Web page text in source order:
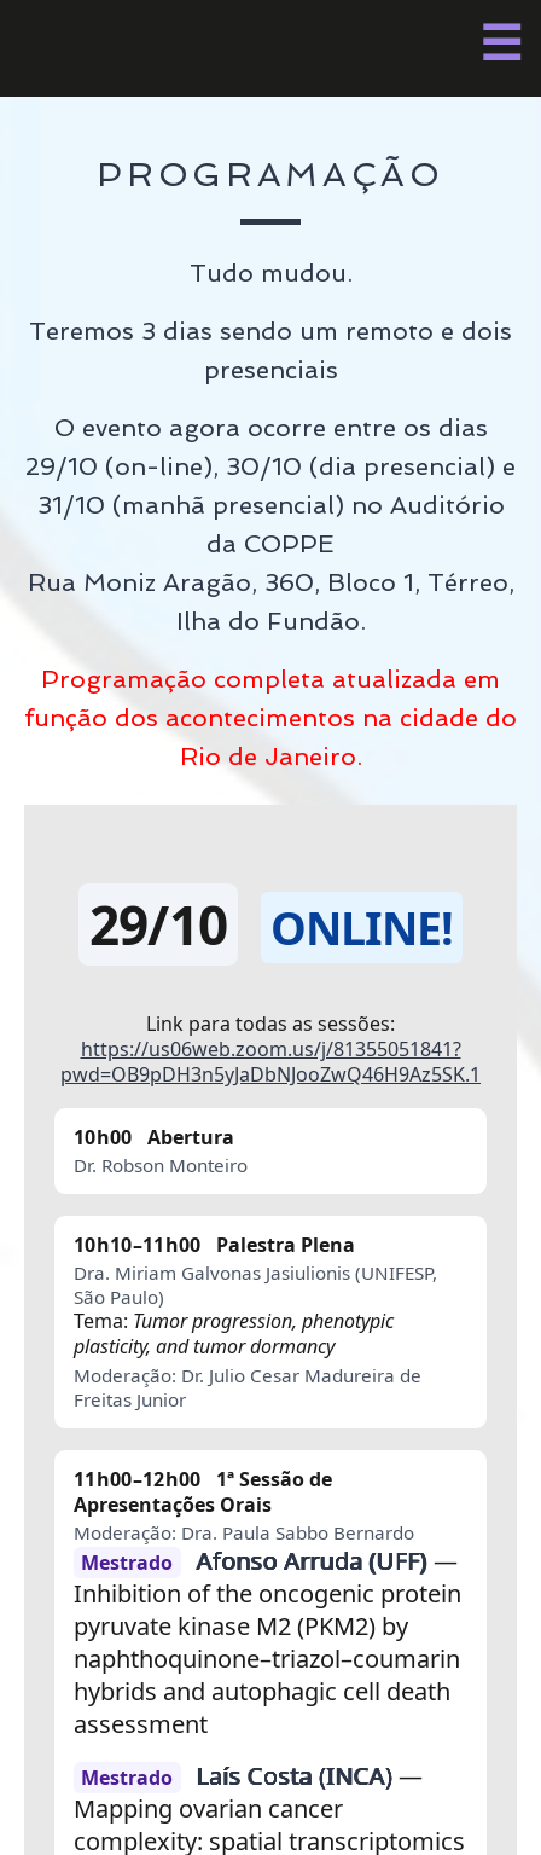
conteúdo
☰
PROGRAMAÇÃO
Tudo mudou.
Teremos 3 dias sendo um remoto e dois
presenciais
O evento agora ocorre entre os dias
29/10 (on-line), 30/10 (dia presencial) e
31/10 (manhã presencial) no Auditório
da COPPE
Rua Moniz Aragão, 360, Bloco 1, Térreo,
Ilha do Fundão.
Programação completa atualizada em
função dos acontecimentos na cidade do
Rio de Janeiro.
29/10 ONLINE!
Link para todas as sessões:
https://us06web.zoom.us/j/81355051841?
pwd=OB9pDH3n5yJaDbNJooZwQ46H9Az5SK.1
10h00 Abertura
Dr. Robson Monteiro
10h10–11h00 Palestra Plena
Dra. Miriam Galvonas Jasiulionis (UNIFESP,
São Paulo)
Tema: Tumor progression, phenotypic
plasticity, and tumor dormancy
Moderação: Dr. Julio Cesar Madureira de
Freitas Junior
11h00–12h00
1ª Sessão de
Apresentações Orais
Moderação: Dra. Paula Sabbo Bernardo
Mestrado Afonso Arruda (UFF)—
Inhibition of the oncogenic protein
pyruvate kinase M2 (PKM2) by
naphthoquinone–triazol–coumarin
hybrids and autophagic cell death
assessment
Mestrado Laís Costa (INCA)—
Mapping ovarian cancer
complexity: spatial transcriptomics